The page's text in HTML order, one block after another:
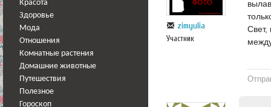
Красота
Здоровье
Мода
Отношения
Комнатные растения
Домашние животные
Путешествия
Полезное
Гороскоп
zimyulia
Участник
Свет,